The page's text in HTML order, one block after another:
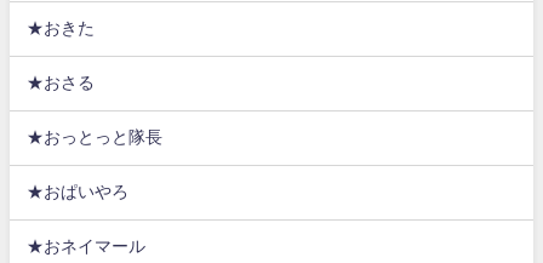
★おきた
★おさる
★おっとっと隊長
★おぱいやろ
★おネイマール